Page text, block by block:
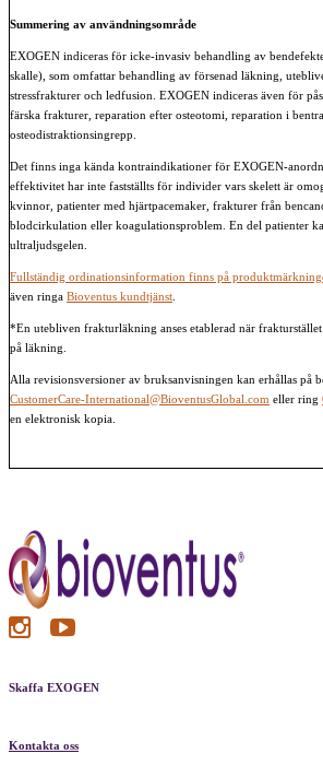
Summering av användningsområde
EXOGEN indiceras för icke-invasiv behandling av
skalle), som omfattar behandling av försenad läkning,
stressfrakturer och ledfusion. EXOGEN indiceras även för
färska frakturer, reparation efter osteotomi, reparation i
osteodistraktionsingrepp.
Det finns inga kända kontraindikationer för EXOGEN-
effektivitet har inte fastställts för individer vars skelett är
kvinnor, patienter med hjärtpacemaker, frakturer från
blodcirkulation eller koagulationsproblem. En del patienter
ultraljudsgelen.
Fullständig ordinationsinformation finns på
även ringa Bioventus kundtjänst
*En utebliven frakturläkning anses etablerad när
på läkning.
Alla revisionsversioner av bruksanvisningen kan erhållas på
CustomerCare-International@BioventusGlobal.com eller ring
en elektronisk kopia.
Skaffa EXOGEN
Kontakta oss